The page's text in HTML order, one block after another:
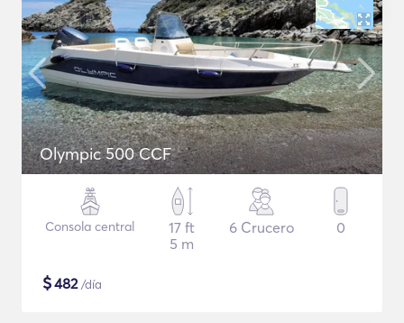
Olympic 500 CCF
Consola central
17 ft
5 m
6 Crucero 0
$482/día